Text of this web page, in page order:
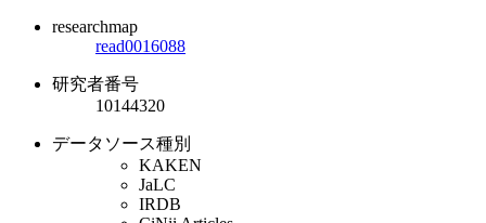
researchmap
read0016088
研究者番号
10144320
データソース種別
KAKEN
JaLC
IRDB